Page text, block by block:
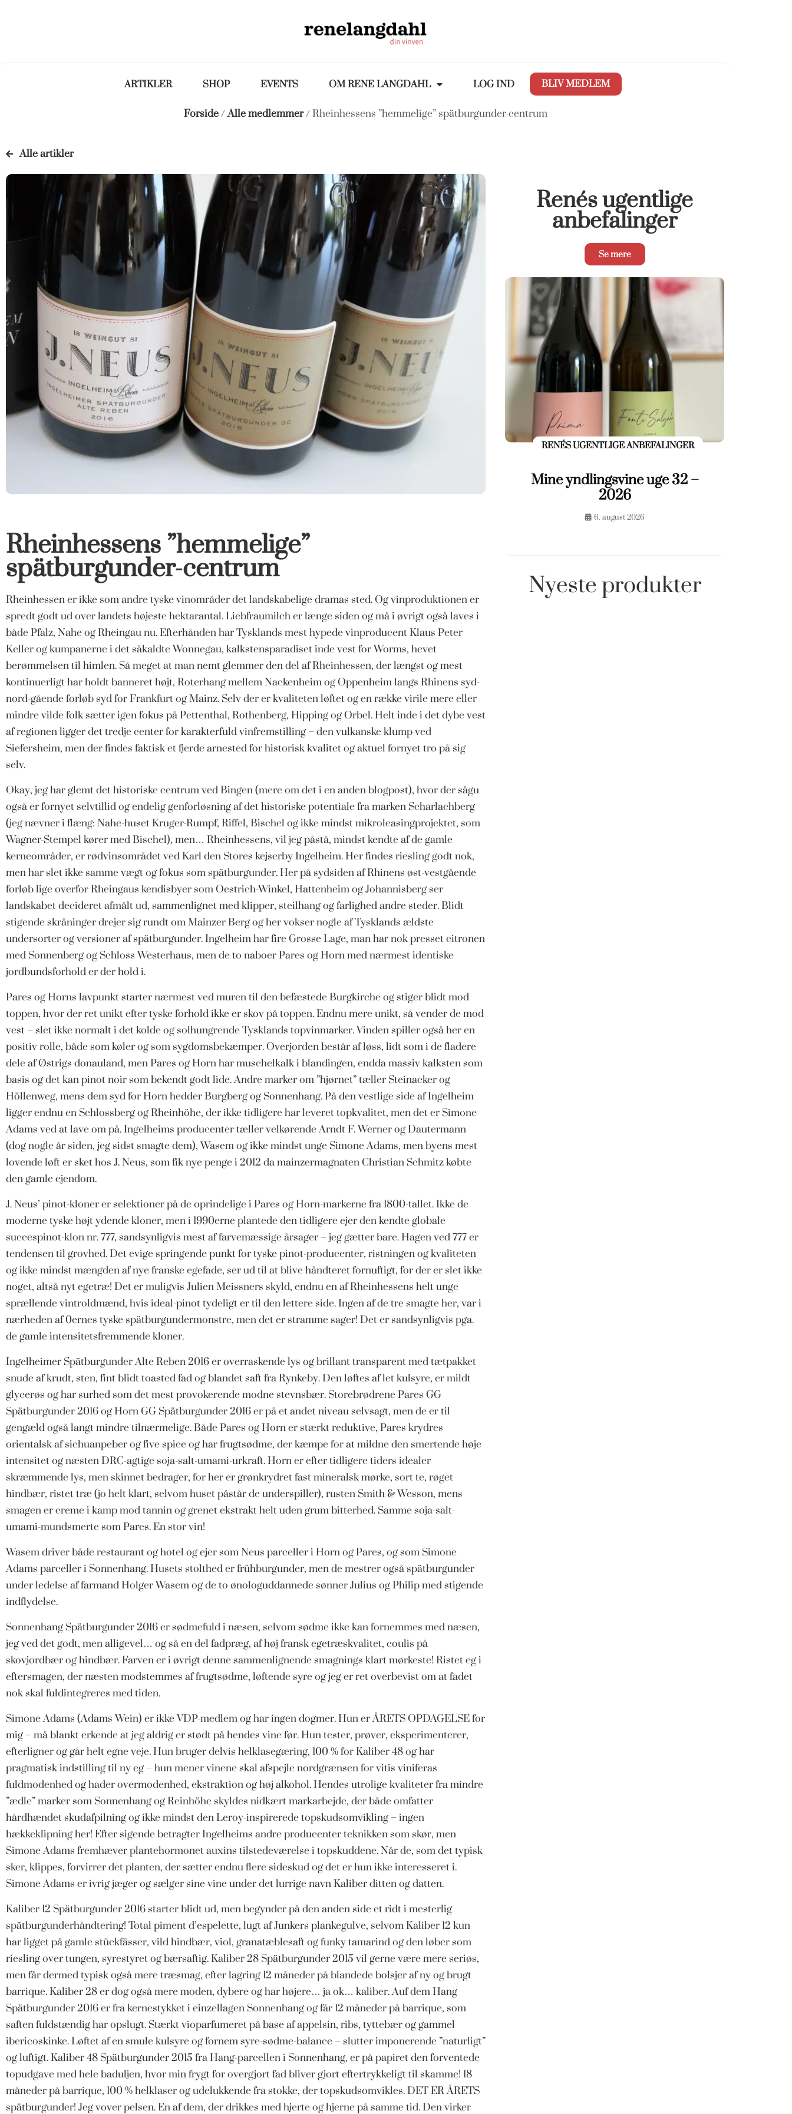
ARTIKLER SHOP EVENTS OM RENE LANGDAHL LOG IND BLIV MEDLEM
Forside/Alle medlemmer/ Rheinhessens ”hemmelige” spätburgunder-centrum
Alle artikler
Rheinhessens ”hemmelige”
spätburgunder-centrum
Rheinhessen er ikke som andre tyske vinområder det landskabelige dramas sted. Og vinproduktionen er
spredt godt ud over landets højeste hektarantal. Liebfraumilch er længe siden og må i øvrigt også laves i
både Pfalz, Nahe og Rheingau nu. Efterhånden har Tysklands mest hypede vinproducent Klaus Peter
Keller og kumpanerne i det såkaldte Wonnegau, kalkstensparadiset inde vest for Worms, hevet
berømmelsen til himlen. Så meget at man nemt glemmer den del af Rheinhessen, der længst og mest
kontinuerligt har holdt banneret højt, Roterhang mellem Nackenheim og Oppenheim langs Rhinens syd-
nord-gående forløb syd for Frankfurt og Mainz. Selv der er kvaliteten løftet og en række virile mere eller
mindre vilde folk sætter igen fokus på Pettenthal, Rothenberg, Hipping og Orbel. Helt inde i det dybe vest
af regionen ligger det tredje center for karakterfuld vinfremstilling – den vulkanske klump ved
Siefersheim, men der findes faktisk et fjerde arnested for historisk kvalitet og aktuel fornyet tro på sig
selv.
Okay, jeg har glemt det historiske centrum ved Bingen (mere om det i en anden blogpost), hvor der sågu
også er fornyet selvtillid og endelig genforløsning af det historiske potentiale fra marken Scharlachberg
(jeg nævner i flæng: Nahe-huset Kruger-Rumpf, Riffel, Bischel og ikke mindst mikroleasingprojektet, som
Wagner-Stempel kører med Bischel), men… Rheinhessens, vil jeg påstå, mindst kendte af de gamle
kerneområder, er rødvinsområdet ved Karl den Stores kejserby Ingelheim. Her findes riesling godt nok,
men har slet ikke samme vægt og fokus som spätburgunder. Her på sydsiden af Rhinens øst-vestgående
forløb lige overfor Rheingaus kendisbyer som Oestrich-Winkel, Hattenheim og Johannisberg ser
landskabet decideret afmålt ud, sammenlignet med klipper, steilhang og farlighed andre steder. Blidt
stigende skråninger drejer sig rundt om Mainzer Berg og her vokser nogle af Tysklands ældste
undersorter og versioner af spätburgunder. Ingelheim har fire Grosse Lage, man har nok presset citronen
med Sonnenberg og Schloss Westerhaus, men de to naboer Pares og Horn med nærmest identiske
jordbundsforhold er der hold i.
Pares og Horns lavpunkt starter nærmest ved muren til den befæstede Burgkirche og stiger blidt mod
toppen, hvor der ret unikt efter tyske forhold ikke er skov på toppen. Endnu mere unikt, så vender de mod
vest – slet ikke normalt i det kolde og solhungrende Tysklands topvinmarker. Vinden spiller også her en
positiv rolle, både som køler og som sygdomsbekæmper. Overjorden består af løss, lidt som i de fladere
dele af Østrigs donauland, men Pares og Horn har muschelkalk i blandingen, endda massiv kalksten som
basis og det kan pinot noir som bekendt godt lide. Andre marker om ”hjørnet” tæller Steinacker og
Höllenweg, mens dem syd for Horn hedder Burgberg og Sonnenhang. På den vestlige side af Ingelheim
ligger endnu en Schlossberg og Rheinhöhe, der ikke tidligere har leveret topkvalitet, men det er Simone
Adams ved at lave om på. Ingelheims producenter tæller velkørende Arndt F. Werner og Dautermann
(dog nogle år siden, jeg sidst smagte dem), Wasem og ikke mindst unge Simone Adams, men byens mest
lovende løft er sket hos J. Neus, som fik nye penge i 2012 da mainzermagnaten Christian Schmitz købte
den gamle ejendom.
J. Neus’ pinot-kloner er selektioner på de oprindelige i Pares og Horn-markerne fra 1800-tallet. Ikke de
moderne tyske højt ydende kloner, men i 1990erne plantede den tidligere ejer den kendte globale
succespinot-klon nr. 777, sandsynligvis mest af farvemæssige årsager – jeg gætter bare. Hagen ved 777 er
tendensen til grovhed. Det evige springende punkt for tyske pinot-producenter, ristningen og kvaliteten
og ikke mindst mængden af nye franske egefade, ser ud til at blive håndteret fornuftigt, for der er slet ikke
noget, altså nyt egetræ! Det er muligvis Julien Meissners skyld, endnu en af Rheinhessens helt unge
sprællende vintroldmænd, hvis ideal-pinot tydeligt er til den lettere side. Ingen af de tre smagte her, var i
nærheden af 0ernes tyske spätburgundermonstre, men det er stramme sager! Det er sandsynligvis pga.
de gamle intensitetsfremmende kloner.
Ingelheimer Spätburgunder Alte Reben 2016 er overraskende lys og brillant transparent med tætpakket
snude af krudt, sten, fint blidt toasted fad og blandet saft fra Rynkeby. Den løftes af let kulsyre, er mildt
glycerøs og har surhed som det mest provokerende modne stevnsbær. Storebrødrene Pares GG
Spätburgunder 2016 og Horn GG Spätburgunder 2016 er på et andet niveau selvsagt, men de er til
gengæld også langt mindre tilnærmelige. Både Pares og Horn er stærkt reduktive, Pares krydres
orientalsk af sichuanpeber og five spice og har frugtsødme, der kæmpe for at mildne den smertende høje
intensitet og næsten DRC-agtige soja-salt-umami-urkraft. Horn er efter tidligere tiders idealer
skræmmende lys, men skinnet bedrager, for her er grønkrydret fast mineralsk mørke, sort te, røget
hindbær, ristet træ (jo helt klart, selvom huset påstår de underspiller), rusten Smith & Wesson, mens
smagen er creme i kamp mod tannin og grenet ekstrakt helt uden grum bitterhed. Samme soja-salt-
umami-mundsmerte som Pares. En stor vin!
Wasem driver både restaurant og hotel og ejer som Neus parceller i Horn og Pares, og som Simone
Adams parceller i Sonnenhang. Husets stolthed er frühburgunder, men de mestrer også spätburgunder
under ledelse af farmand Holger Wasem og de to ønologuddannede sønner Julius og Philip med stigende
indflydelse.
Sonnenhang Spätburgunder 2016 er sødmefuld i næsen, selvom sødme ikke kan fornemmes med næsen,
jeg ved det godt, men alligevel… og så en del fadpræg, af høj fransk egetræskvalitet, coulis på
skovjordbær og hindbær. Farven er i øvrigt denne sammenlignende smagnings klart mørkeste! Ristet eg i
eftersmagen, der næsten modstemmes af frugtsødme, løftende syre og jeg er ret overbevist om at fadet
nok skal fuldintegreres med tiden.
Simone Adams (Adams Wein) er ikke VDP-medlem og har ingen dogmer. Hun er ÅRETS OPDAGELSE for
mig – må blankt erkende at jeg aldrig er stødt på hendes vine før. Hun tester, prøver, eksperimenterer,
efterligner og går helt egne veje. Hun bruger delvis helklasegæring, 100 % for Kaliber 48 og har
pragmatisk indstilling til ny eg – hun mener vinene skal afspejle nordgrænsen for vitis viniferas
fuldmodenhed og hader overmodenhed, ekstraktion og høj alkohol. Hendes utrolige kvaliteter fra mindre
”ædle” marker som Sonnenhang og Reinhöhe skyldes nidkært markarbejde, der både omfatter
hårdhændet skudafpilning og ikke mindst den Leroy-inspirerede topskudsomvikling – ingen
hækkeklipning her! Efter sigende betragter Ingelheims andre producenter teknikken som skør, men
Simone Adams fremhæver plantehormonet auxins tilstedeværelse i topskuddene. Når de, som det typisk
sker, klippes, forvirrer det planten, der sætter endnu flere sideskud og det er hun ikke interesseret i.
Simone Adams er ivrig jæger og sælger sine vine under det lurrige navn Kaliber ditten og datten.
Kaliber 12 Spätburgunder 2016 starter blidt ud, men begynder på den anden side et ridt i mesterlig
spätburgunderhåndtering! Total piment d’espelette, lugt af Junkers plankegulve, selvom Kaliber 12 kun
har ligget på gamle stückfässer, vild hindbær, viol, granatæblesaft og funky tamarind og den løber som
riesling over tungen, syrestyret og bærsaftig. Kaliber 28 Spätburgunder 2015 vil gerne være mere seriøs,
men får dermed typisk også mere træsmag, efter lagring 12 måneder på blandede bolsjer af ny og brugt
barrique. Kaliber 28 er dog også mere moden, dybere og har højere… ja ok… kaliber. Auf dem Hang
Spätburgunder 2016 er fra kernestykket i einzellagen Sonnenhang og får 12 måneder på barrique, som
saften fuldstændig har opslugt. Stærkt vioparfumeret på base af appelsin, ribs, tyttebær og gammel
ibericoskinke. Løftet af en smule kulsyre og fornem syre-sødme-balance – slutter imponerende ”naturligt”
og luftigt. Kaliber 48 Spätburgunder 2015 fra Hang-parcellen i Sonnenhang, er på papiret den forventede
topudgave med hele baduljen, hvor min frygt for overgjort fad bliver gjort eftertrykkeligt til skamme! 18
måneder på barrique, 100 % helklaser og udelukkende fra stokke, der topskudsomvikles. DET ER ÅRETS
spätburgunder! Jeg vover pelsen. En af dem, der drikkes med hjerte og hjerne på samme tid. Den virker
Renés ugentlige
anbefalinger
Se mere
RENÉS UGENTLIGE ANBEFALINGER
Mine yndlingsvine uge 32 –
2026
6. august 2026
Nyeste produkter